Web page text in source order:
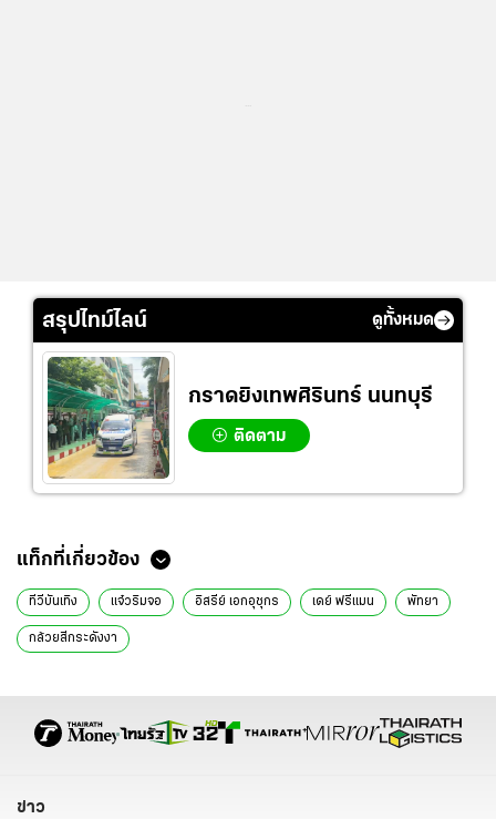
สรุปไทม์ไลน์ ดูทั้งหมด
กราดยิงเทพศิรินทร์ นนทบุรี
ติดตาม
แท็กที่เกี่ยวข้อง
ทีวีบันเทิง แจ๋วริมจอ อิสรีย์ เอกอุชุกร เดย์ ฟรีแมน พัทยา
กล้วยสีกระดังงา
ข่าว